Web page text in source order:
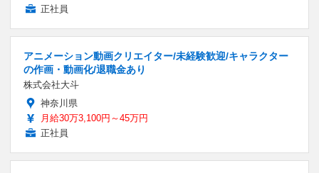
正社員
アニメーション動画クリエイター/未経験歓迎/キャラクター
の作画・動画化/退職金あり
株式会社大斗
神奈川県
月給30万3,100円～45万円
正社員